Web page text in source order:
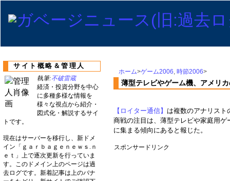
ホーム>ゲーム2006, 時節2006>
薄型テレビやゲーム機、アメリ
【ロイター通信】 は複数のアナリスト
商戦の注目は、薄型テレビや家庭用
に集まる傾向にあると報じた。
スポンサードリンク
サイト概略＆管理人
執筆:不破雷蔵
経済・投資分野を中心
に多種多様な情報を
様々な視点から紹介・
図式化・解説するサイ
トです。
現在はサーバーを移行し、新ドメ
イン「ｇａｒｂａｇｅｎｅｗｓ.ｎ
ｅｔ」上で逐次更新を行っていま
す。このドメイン上のページは過
去ログです。新着記事は上のバナ